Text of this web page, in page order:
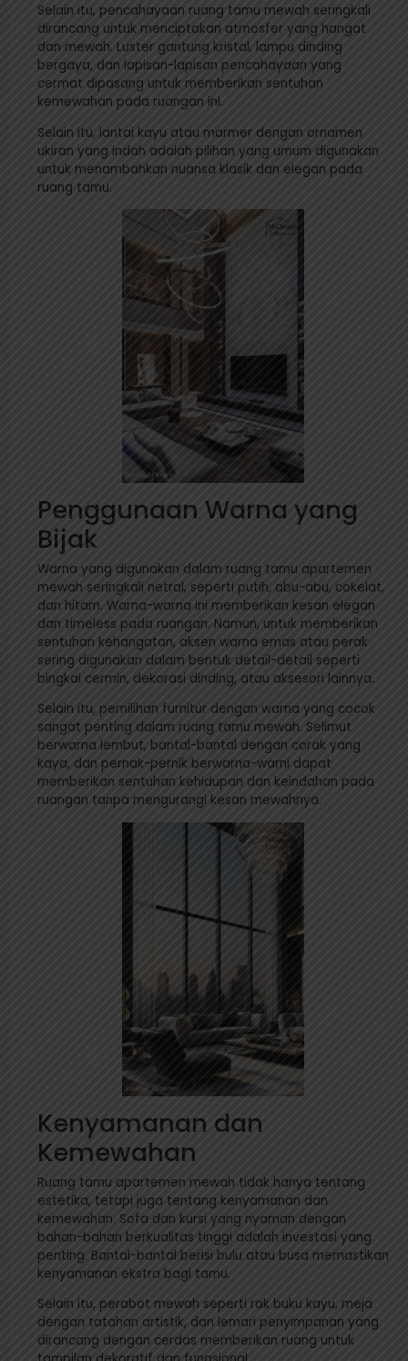
Selain itu, pencahayaan ruang tamu mewah seringkali
dirancang untuk menciptakan atmosfer yang hangat
dan mewah. Luster gantung kristal, lampu dinding
bergaya, dan lapisan-lapisan pencahayaan yang
cermat dipasang untuk memberikan sentuhan
kemewahan pada ruangan ini.
Selain itu, lantai kayu atau marmer dengan ornamen
ukiran yang indah adalah pilihan yang umum digunakan
untuk menambahkan nuansa klasik dan elegan pada
ruang tamu.
Penggunaan Warna yang
Bijak
Warna yang digunakan dalam ruang tamu apartemen
mewah seringkali netral, seperti putih, abu-abu, cokelat,
dan hitam. Warna-warna ini memberikan kesan elegan
dan timeless pada ruangan. Namun, untuk memberikan
sentuhan kehangatan, aksen warna emas atau perak
sering digunakan dalam bentuk detail-detail seperti
bingkai cermin, dekorasi dinding, atau aksesori lainnya.
Selain itu, pemilihan furnitur dengan warna yang cocok
sangat penting dalam ruang tamu mewah. Selimut
berwarna lembut, bantal-bantal dengan corak yang
kaya, dan pernak-pernik berwarna-warni dapat
memberikan sentuhan kehidupan dan keindahan pada
ruangan tanpa mengurangi kesan mewahnya.
Kenyamanan dan
Kemewahan
Ruang tamu apartemen mewah tidak hanya tentang
estetika, tetapi juga tentang kenyamanan dan
kemewahan. Sofa dan kursi yang nyaman dengan
bahan-bahan berkualitas tinggi adalah investasi yang
penting. Bantal-bantal berisi bulu atau busa memastikan
kenyamanan ekstra bagi tamu.
Selain itu, perabot mewah seperti rak buku kayu, meja
dengan tatahan artistik, dan lemari penyimpanan yang
dirancang dengan cerdas memberikan ruang untuk